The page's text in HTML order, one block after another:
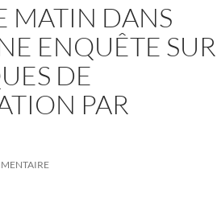
MATIN DANS
ENQUÊTE SUR
DE
PAR